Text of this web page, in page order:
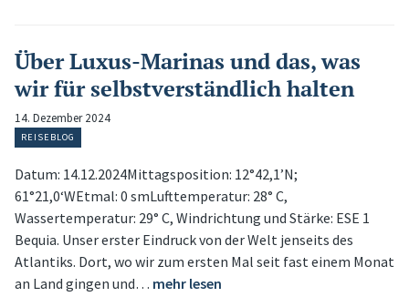
Über Luxus-Marinas und das, was
wir für selbstverständlich halten
14. Dezember 2024
REISEBLOG
Datum: 14.12.2024Mittagsposition: 12°42,1’N;
61°21,0‘WEtmal: 0 smLufttemperatur: 28° C,
Wassertemperatur: 29° C, Windrichtung und Stärke: ESE 1
Bequia. Unser erster Eindruck von der Welt jenseits des
Atlantiks. Dort, wo wir zum ersten Mal seit fast einem Monat
an Land gingen und… mehr lesen